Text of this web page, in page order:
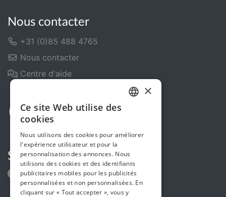
Nous contacter
+31 (0)85 488 4765
Nous contacter
Centre d'aide
Suivez-nous
×
Ce site Web utilise des
cookies
Nous utilisons des cookies pour améliorer
l'expérience utilisateur et pour la
personnalisation des annonces. Nous
utilisons des cookies et des identifiants
publicitaires mobiles pour les publicités
personnalisées et non personnalisées. En
cliquant sur « Tout accepter », vous y